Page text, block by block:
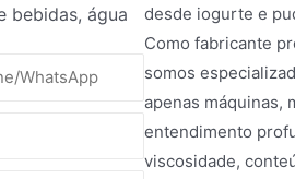
bebidas, água
desde iogurte e
Como fabricante
somos
apenas máquinas,
entendimento
viscosidade,